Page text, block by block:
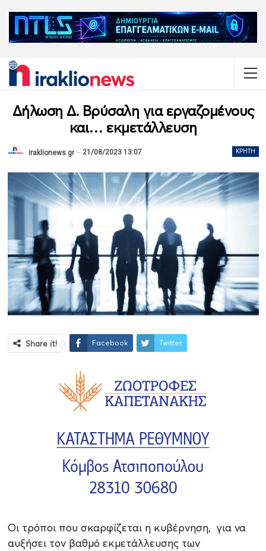
Δήλωση Δ. Βρύσαλη για εργαζομένους
και… εκμετάλλευση
ΚΡΉΤΗ
iraklionews.gr 21/08/2023 13:07
Share it! Facebook Twitter
Οι τρόποι που σκαρφίζεται η κυβέρνηση, για να
αυξήσει τον βαθμό εκμετάλλευσης των